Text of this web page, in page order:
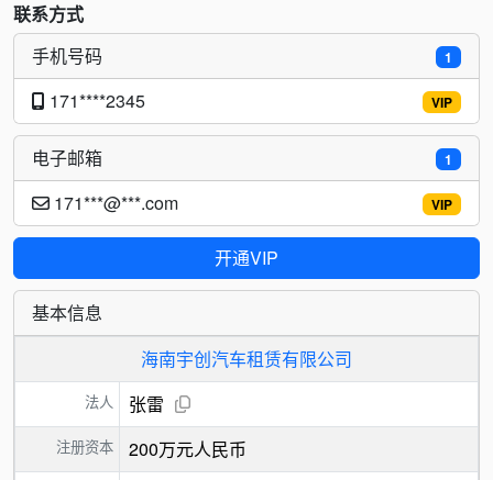
联系方式
1
手机号码
VIP
171****2345
1
电子邮箱
VIP
171***@***.com
开通VIP
基本信息
海南宇创汽车租赁有限公司
法人 张雷
注册资本 200万元人民币